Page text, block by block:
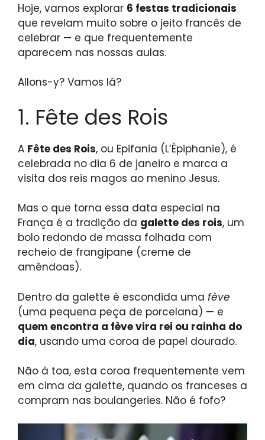
Hoje, vamos explorar 6 festas tradicionais
que revelam muito sobre o jeito francês de
celebrar — e que frequentemente
aparecem nas nossas aulas.
Allons-y? Vamos lá?
1. Fête des Rois
A Fête des Rois, ou Epifania (L’Épiphanie), é
celebrada no dia 6 de janeiro e marca a
visita dos reis magos ao menino Jesus.
Mas o que torna essa data especial na
França é a tradição da galette des rois, um
bolo redondo de massa folhada com
recheio de frangipane (creme de
amêndoas).
Dentro da galette é escondida uma fève
(uma pequena peça de porcelana) — e
quem encontra a fève vira rei ou rainha do
dia, usando uma coroa de papel dourado.
Não à toa, esta coroa frequentemente vem
em cima da galette, quando os franceses a
compram nas boulangeries. Não é fofo?